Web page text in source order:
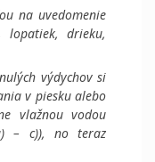
na uvedomenie
lopatiek, drieku,
výdychov si
v piesku alebo
vlažnou vodou
– c)), no teraz